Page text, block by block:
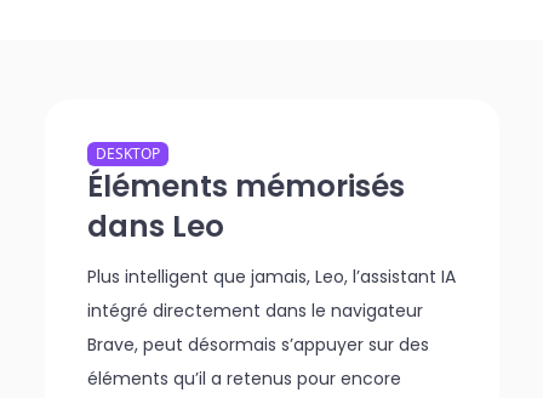
Éléments mémorisés
dans Leo
DESKTOP
Plus intelligent que jamais, Leo, l’assistant IA
intégré directement dans le navigateur
Brave, peut désormais s’appuyer sur des
éléments qu’il a retenus pour encore